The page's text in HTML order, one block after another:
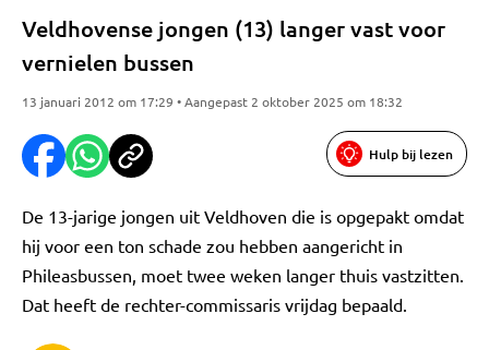
Veldhovense jongen (13) langer vast voor
vernielen bussen
13 januari 2012 om 17:29 • Aangepast 2 oktober 2025 om 18:32
Hulp bij lezen
De 13-jarige jongen uit Veldhoven die is opgepakt omdat
hij voor een ton schade zou hebben aangericht in
Phileasbussen, moet twee weken langer thuis vastzitten.
Dat heeft de rechter-commissaris vrijdag bepaald.